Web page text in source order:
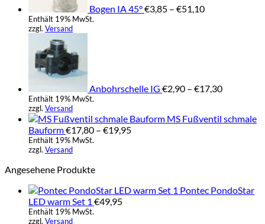
Bogen IA 45°€3,85 – €51,10
Enthält 19% MwSt.
zzgl. Versand
Anbohrschelle IG €2,90 – €17,30
Enthält 19% MwSt.
zzgl. Versand
MS Fußventil schmale
Bauform€17,80 – €19,95Preisspanne:
Enthält 19% MwSt.
zzgl. Versand
Angesehene Produkte
Pontec PondoStar
LED warm Set 1 €49,95
Enthält 19% MwSt.
zzgl. Versand